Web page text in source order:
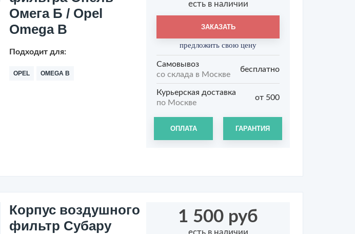
Омега Б / Opel
Omega B
Подходит для:
OPEL OMEGA B
есть в наличии
ЗАКАЗАТЬ
предложить свою цену
Самовывоз
со склада в Москве
бесплатно
Курьерская доставка
по Москве
от 500
ОПЛАТА ГАРАНТИЯ
Корпус воздушного
фильтр Субару
1 500 руб
есть в наличии